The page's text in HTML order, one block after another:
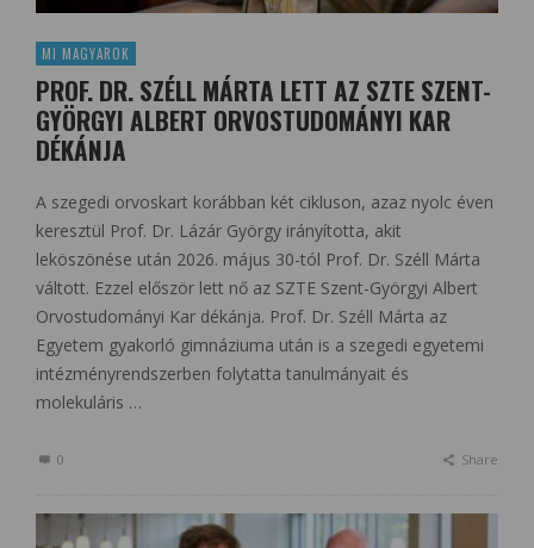
MI MAGYAROK
PROF. DR. SZÉLL MÁRTA LETT AZ SZTE SZENT-
GYÖRGYI ALBERT ORVOSTUDOMÁNYI KAR
DÉKÁNJA
A szegedi orvoskart korábban két cikluson, azaz nyolc éven
keresztül Prof. Dr. Lázár György irányította, akit
leköszönése után 2026. május 30-tól Prof. Dr. Széll Márta
váltott. Ezzel először lett nő az SZTE Szent-Györgyi Albert
Orvostudományi Kar dékánja. Prof. Dr. Széll Márta az
Egyetem gyakorló gimnáziuma után is a szegedi egyetemi
intézményrendszerben folytatta tanulmányait és
molekuláris …
0 Share